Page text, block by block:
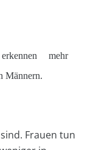
mehr
Männern.
Frauen tun